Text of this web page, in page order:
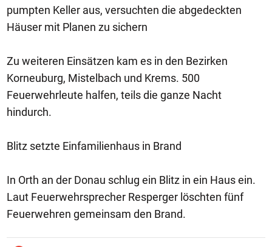
pumpten Keller aus, versuchten die abgedeckten
Häuser mit Planen zu sichern
Zu weiteren Einsätzen kam es in den Bezirken
Korneuburg, Mistelbach und Krems. 500
Feuerwehrleute halfen, teils die ganze Nacht
hindurch.
Blitz setzte Einfamilienhaus in Brand
In Orth an der Donau schlug ein Blitz in ein Haus ein.
Laut Feuerwehrsprecher Resperger löschten fünf
Feuerwehren gemeinsam den Brand.